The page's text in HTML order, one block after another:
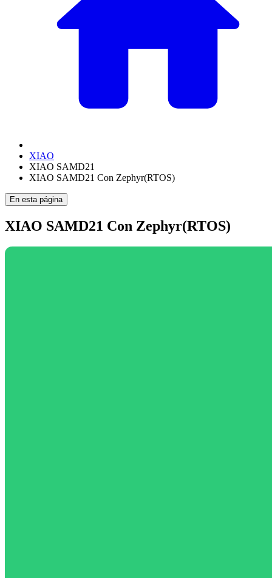
XIAO
XIAO SAMD21
XIAO SAMD21 Con Zephyr(RTOS)
En esta página
XIAO SAMD21 Con Zephyr(RTOS)